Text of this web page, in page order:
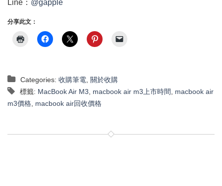
Line： @gapple
分享此文：
Categories: 收購筆電 關於收購
標籤: MacBook Air M3 macbook air m3上市時間
macbook air
m3價格 macbook air回收價格